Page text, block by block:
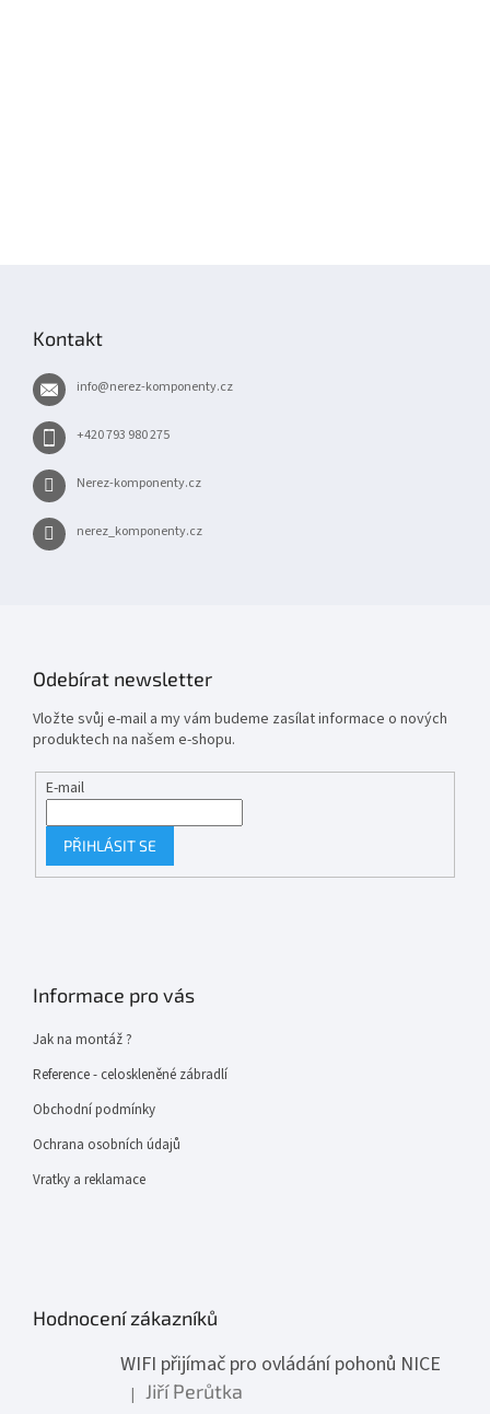
Kontakt
info@nerez-komponenty.cz
+420 793 980 275
Nerez-komponenty.cz
nerez_komponenty.cz
Odebírat newsletter
Vložte svůj e-mail a my vám budeme zasílat informace o nových
produktech na našem e-shopu.
E-mail
PŘIHLÁSIT SE
Informace pro vás
Jak na montáž ?
Reference - celoskleněné zábradlí
Obchodní podmínky
Ochrana osobních údajů
Vratky a reklamace
Hodnocení zákazníků
WIFI přijímač pro ovládání pohonů NICE
Hodnocení produktu je 1 z 5 hvězdiček.
| Jiří Perůtka